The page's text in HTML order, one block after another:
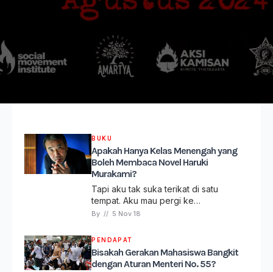
BUKU
Apakah Hanya Kelas Menengah yang
Boleh Membaca Novel Haruki
Murakami?
Tapi aku tak suka terikat di satu
tempat. Aku mau pergi ke…
By // 5 Nov 18
PENDAPAT
Bisakah Gerakan Mahasiswa Bangkit
dengan Aturan Menteri No. 55?